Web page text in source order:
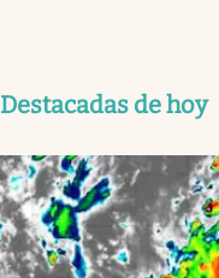
Destacadas de hoy